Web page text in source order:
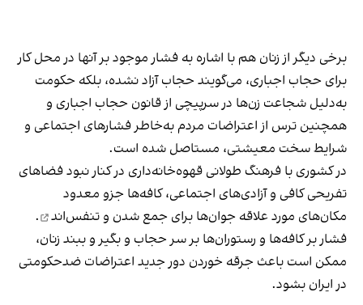
برخی دیگر از زنان هم با اشاره به فشار موجود بر آنها در محل کار
برای حجاب اجباری، می‌گویند حجاب آزاد نشده، بلکه حکومت
به‌دلیل شجاعت زن‌ها در سرپیچی از قانون حجاب اجباری و
همچنین ترس از اعتراضات مردم به‌خاطر فشارهای اجتماعی و
شرایط سخت معیشتی، مستاصل شده است.
در کشوری با فرهنگ طولانی قهوه‌‌خانه‌داری در کنار نبود فضاهای
تفریحی کافی و آزادی‌های اجتماعی، کافه‌ها جزو معدود
مکان‌های مورد علاقه جوان‌ها برای جمع شدن و تنفس‌اند
.
فشار بر کافه‌ها و رستوران‌ها بر سر حجاب و بگیر و ببند زنان،
ممکن است باعث جرقه خوردن دور جدید اعتراضات ضدحکومتی
در ایران بشود.